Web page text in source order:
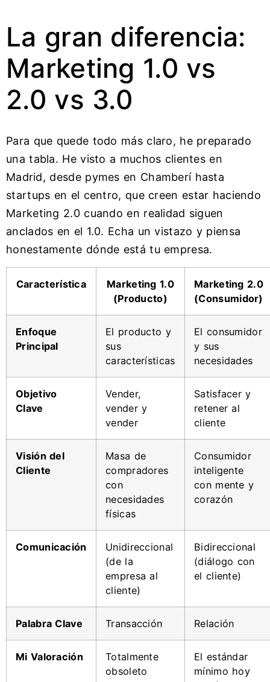
La gran diferencia:
Marketing 1.0 vs
2.0 vs 3.0
Para que quede todo más claro, he preparado
una tabla. He visto a muchos clientes en
Madrid, desde pymes en Chamberí hasta
startups en el centro, que creen estar haciendo
Marketing 2.0 cuando en realidad siguen
anclados en el 1.0. Echa un vistazo y piensa
honestamente dónde está tu empresa.
Característica
Marketing 1.0
(Producto)
Marketing 2.0
(Consumidor)
Enfoque
Principal
El producto y
sus
características
El consumidor
y sus
necesidades
Objetivo
Clave
Vender,
vender y
vender
Satisfacer y
retener al
cliente
Visión del
Cliente
Masa de
compradores
con
necesidades
físicas
Consumidor
inteligente
con mente y
corazón
Comunicación
Unidireccional
(de la
empresa al
cliente)
Bidireccional
(diálogo con
el cliente)
Palabra Clave Transacción Relación
Mi Valoración
Totalmente
obsoleto
El estándar
mínimo hoy